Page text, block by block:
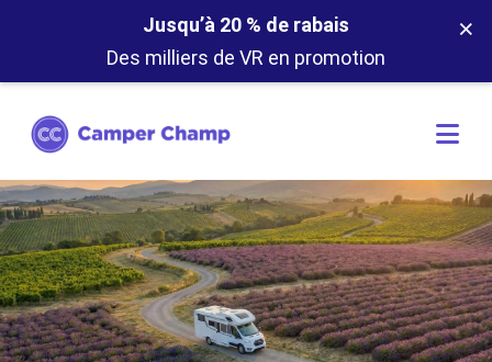
Jusqu’à 20 % de rabais
Des milliers de VR en promotion
×